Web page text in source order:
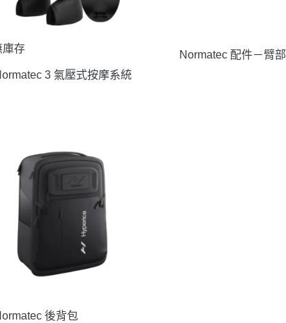
庫存
3 氣壓式按摩系統
Normatec 配件－臂部
後背包